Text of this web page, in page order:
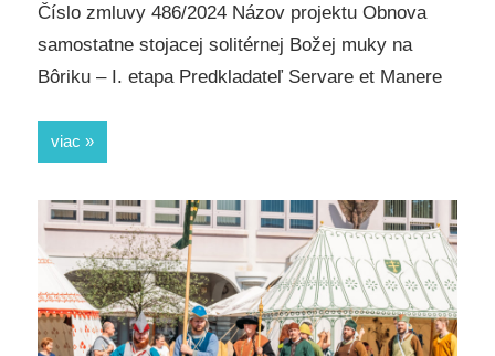
Číslo zmluvy 486/2024 Názov projektu Obnova
samostatne stojacej solitérnej Božej muky na
Bôriku – I. etapa Predkladateľ Servare et Manere
viac